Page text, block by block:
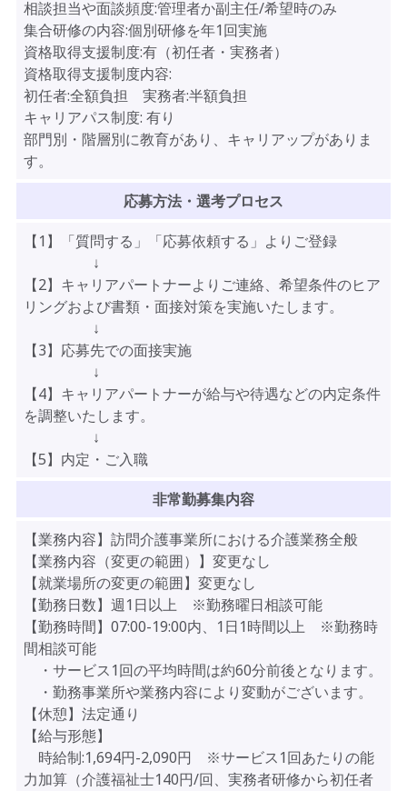
相談担当や面談頻度:管理者か副主任/希望時のみ
集合研修の内容:個別研修を年1回実施
資格取得支援制度:有（初任者・実務者）
資格取得支援制度内容:
初任者:全額負担 実務者:半額負担
キャリアパス制度: 有り
部門別・階層別に教育があり、キャリアップがありま
す。
応募方法・選考プロセス
【1】「質問する」「応募依頼する」よりご登録
↓
【2】キャリアパートナーよりご連絡、希望条件のヒア
リングおよび書類・面接対策を実施いたします。
↓
【3】応募先での面接実施
↓
【4】キャリアパートナーが給与や待遇などの内定条件
を調整いたします。
↓
【5】内定・ご入職
非常勤募集内容
【業務内容】訪問介護事業所における介護業務全般
【業務内容（変更の範囲）】変更なし
【就業場所の変更の範囲】変更なし
【勤務日数】週1日以上 ※勤務曜日相談可能
【勤務時間】07:00-19:00内、1日1時間以上 ※勤務時
間相談可能
・サービス1回の平均時間は約60分前後となります。
・勤務事業所や業務内容により変動がございます。
【休憩】法定通り
【給与形態】
時給制:1,694円-2,090円 ※サービス1回あたりの能
力加算（介護福祉士140円/回、実務者研修から初任者